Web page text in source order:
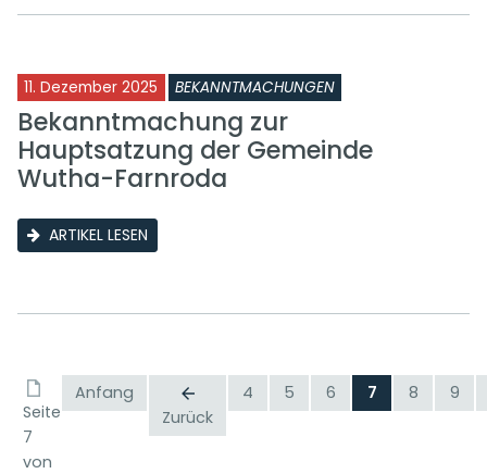
11. Dezember 2025 BEKANNTMACHUNGEN
Bekanntmachung zur
Hauptsatzung der Gemeinde
Wutha-Farnroda
ARTIKEL LESEN
Seite
7
von
Anfang
Zurück
4 5 6 7 8 9